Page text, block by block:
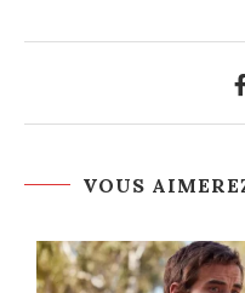
VOUS